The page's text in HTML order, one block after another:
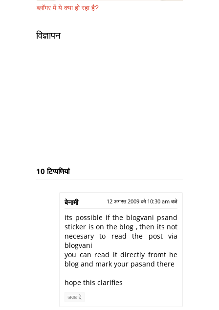
ब्लॉगर में ये क्या हो रहा है?
विज्ञापन
10 टिप्‍पणियां
बेनामी 12 अगस्त 2009 को 10:30 am बजे
its possible if the blogvani psand
sticker is on the blog , then its not
necesary to read the post via
blogvani
you can read it directly fromt he
blog and mark your pasand there
hope this clarifies
जवाब दें